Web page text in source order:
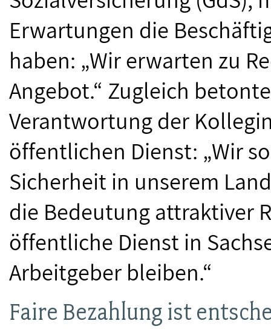
Erwartungen die
haben: „Wir erwarten zu
Angebot.“ Zugleich
Verantwortung der
öffentlichen Dienst: „Wir
Sicherheit in unserem
die Bedeutung attraktiver
öffentliche Dienst in
Arbeitgeber bleiben.“
Faire Bezahlung ist